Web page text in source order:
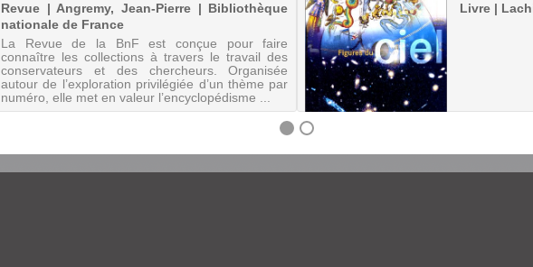
Revue | Angremy, Jean-Pierre | Bibliothèque
nationale de France
La Revue de la BnF est conçue pour faire
connaître les collections à travers le travail des
conservateurs et des chercheurs. Organisée
autour de l’exploration privilégiée d’un thème par
numéro, elle met en valeur l’encyclopédisme ...
Livre |